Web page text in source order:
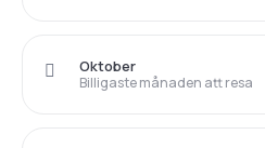
Billigaste månaden att resa
Oktober